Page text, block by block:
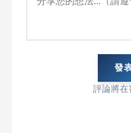
發
評論將在